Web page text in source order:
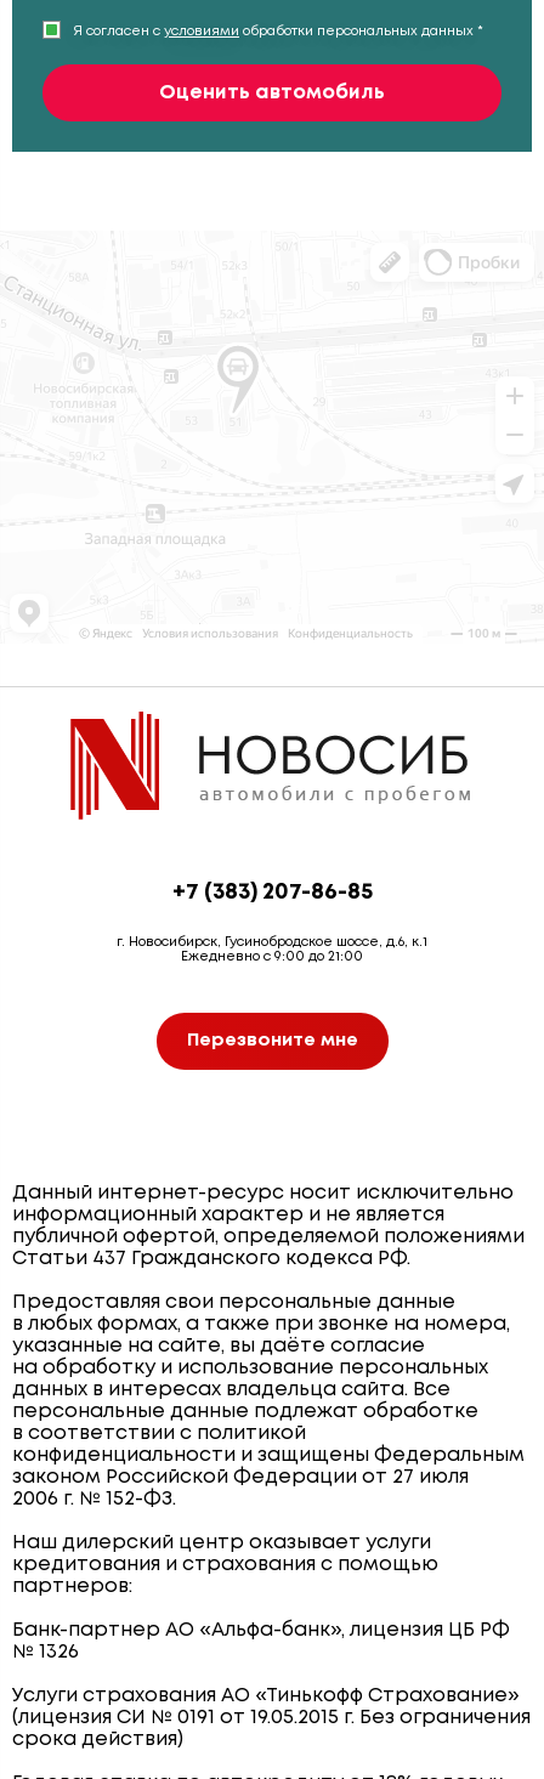
Я согласен с условиями обработки персональных данных *
Оценить автомобиль
+7 (383) 207-86-85
г. Новосибирск, Гусинобродское шоссе, д.6, к.1
Ежедневно с 9:00 до 21:00
Перезвоните мне
Данный интернет-ресурс носит исключительно
информационный характер и не является
публичной офертой, определяемой положениями
Статьи 437 Гражданского кодекса РФ.
Предоставляя свои персональные данные
в любых формах, а также при звонке на номера,
указанные на сайте, вы даёте согласие
на обработку и использование персональных
данных в интересах владельца сайта. Все
персональные данные подлежат обработке
в соответствии с политикой
конфиденциальности и защищены Федеральным
законом Российской Федерации от 27 июля
2006 г. № 152-ФЗ.
Наш дилерский центр оказывает услуги
кредитования и страхования с помощью
партнеров:
Банк-партнер АО «Альфа-банк», лицензия ЦБ РФ
№ 1326
Услуги страхования АО «Тинькофф Страхование»
(лицензия СИ № 0191 от 19.05.2015 г. Без ограничения
срока действия)